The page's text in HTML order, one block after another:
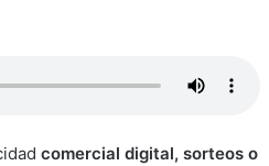
comercial digital, sorteos o